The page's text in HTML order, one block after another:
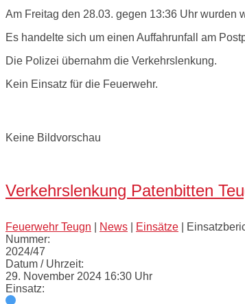
Am Freitag den 28.03. gegen 13:36 Uhr wurden
Es handelte sich um einen Auffahrunfall am
Die Polizei übernahm die Verkehrslenkung.
Kein Einsatz für die Feuerwehr.
Keine Bildvorschau
Verkehrslenkung Patenbitten
Feuerwehr Teugn News Einsätze
Nummer:
2024/47
Datum / Uhrzeit:
29. November 2024 16:30 Uhr
Einsatz: